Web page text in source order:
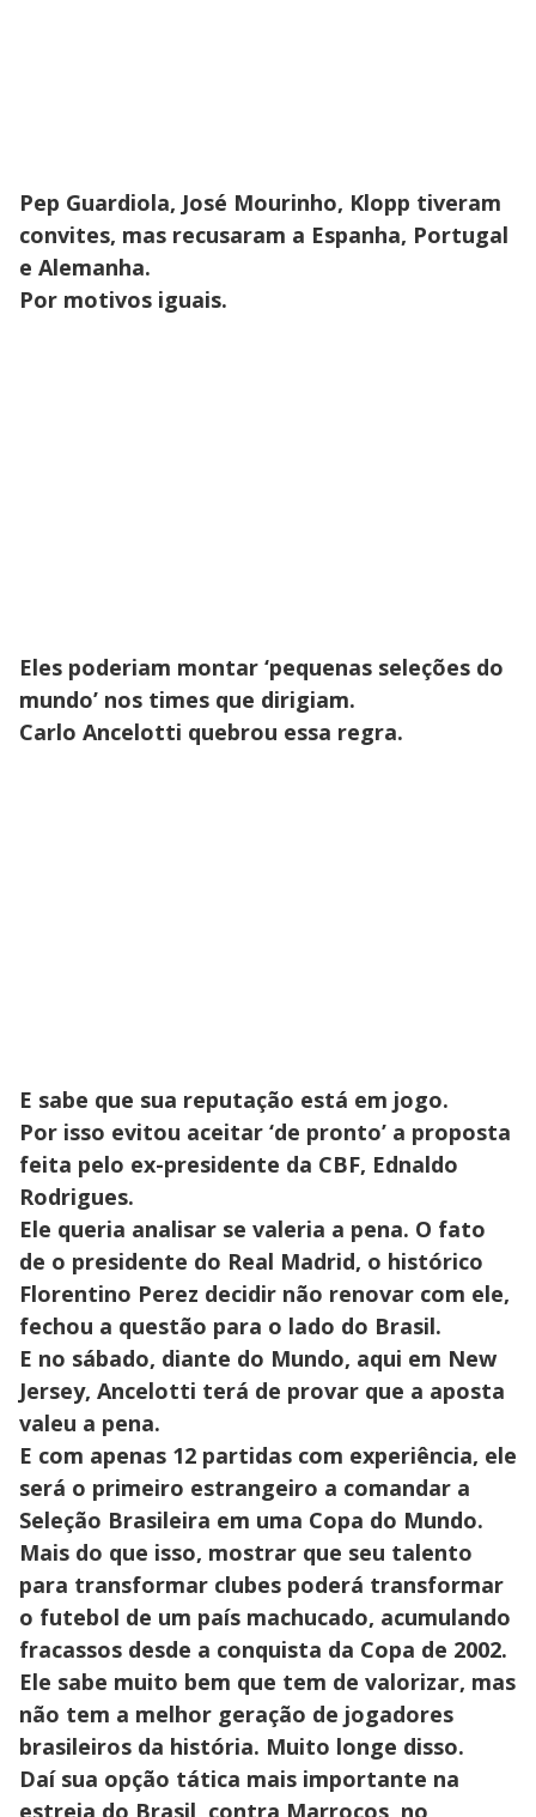
Pep Guardiola, José Mourinho, Klopp tiveram
convites, mas recusaram a Espanha, Portugal
e Alemanha.
Por motivos iguais.
Eles poderiam montar ‘pequenas seleções do
mundo’ nos times que dirigiam.
Carlo Ancelotti quebrou essa regra.
E sabe que sua reputação está em jogo.
Por isso evitou aceitar ‘de pronto’ a proposta
feita pelo ex-presidente da CBF, Ednaldo
Rodrigues.
Ele queria analisar se valeria a pena. O fato
de o presidente do Real Madrid, o histórico
Florentino Perez decidir não renovar com ele,
fechou a questão para o lado do Brasil.
E no sábado, diante do Mundo, aqui em New
Jersey, Ancelotti terá de provar que a aposta
valeu a pena.
E com apenas 12 partidas com experiência, ele
será o primeiro estrangeiro a comandar a
Seleção Brasileira em uma Copa do Mundo.
Mais do que isso, mostrar que seu talento
para transformar clubes poderá transformar
o futebol de um país machucado, acumulando
fracassos desde a conquista da Copa de 2002.
Ele sabe muito bem que tem de valorizar, mas
não tem a melhor geração de jogadores
brasileiros da história. Muito longe disso.
Daí sua opção tática mais importante na
estreia do Brasil, contra Marrocos, no